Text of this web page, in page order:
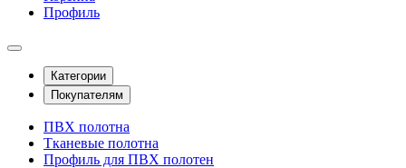
Профиль
Категории
Покупателям
ПВХ полотна
Тканевые полотна
Профиль для ПВХ полотен